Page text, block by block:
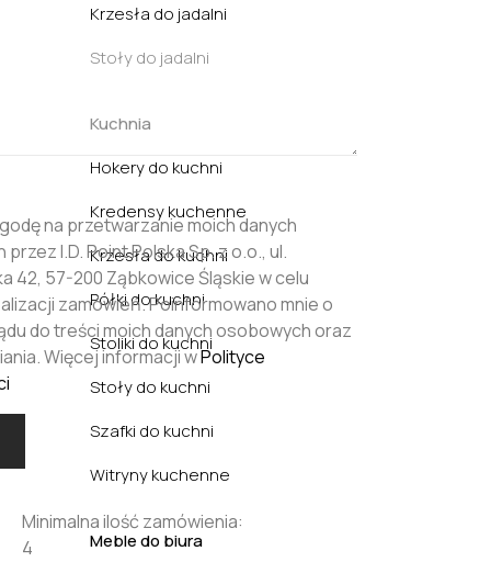
Krzesła do jadalni
Stoły do jadalni
Kuchnia
Hokery do kuchni
Kredensy kuchenne
Krzesła do kuchni
Półki do kuchni
Stoliki do kuchni
Stoły do kuchni
Szafki do kuchni
Witryny kuchenne
Meble do biura
na przetwarzanie moich danych
I.D. Point Polska Sp. z o.o., ul.
42, 57-200 Ząbkowice Śląskie w celu
zamówień. Poinformowano mnie o
do treści moich danych osobowych oraz
Więcej informacji wPolityce
Minimalna ilość zamówienia:
4